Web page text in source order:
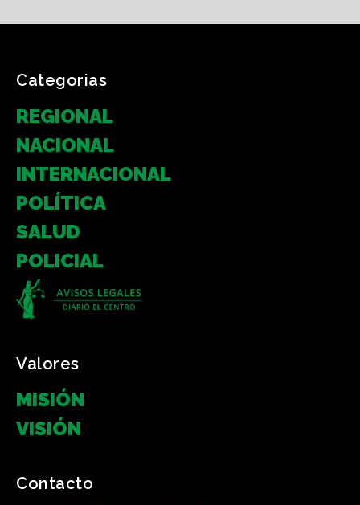
Categorias
REGIONAL
NACIONAL
INTERNACIONAL
POLÍTICA
SALUD
POLICIAL
Valores
MISIÓN
VISIÓN
Contacto